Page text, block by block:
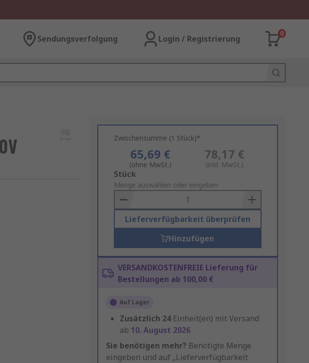
Sendungsverfolgung Login / Registrierung
0
Zwischensumme (1 Stück)*
65,69 €
(ohne MwSt.)
78,17 €
(inkl. MwSt.)
Add
to
Basket
Stück
Menge auswählen oder eingeben
Lieferverfügbarkeit überprüfen
Hinzufügen
VERSANDKOSTENFREIE Lieferung für
Bestellungen ab 100,00 €
Auf Lager
Zusätzlich 24 Einheit(en) mit Versand
ab 10. August 2026
Sie benötigen mehr? Benötigte Menge
eingeben und auf „Lieferverfügbarkeit